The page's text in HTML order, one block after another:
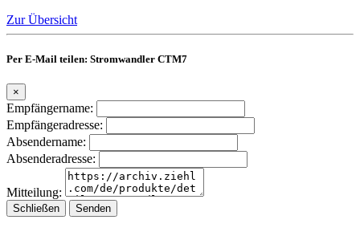
Zur Übersicht
Per E-Mail teilen: Stromwandler CTM7
×
Empfängername:
Empfängeradresse:
Absendername:
Absenderadresse:
Mitteilung:
Schließen Senden